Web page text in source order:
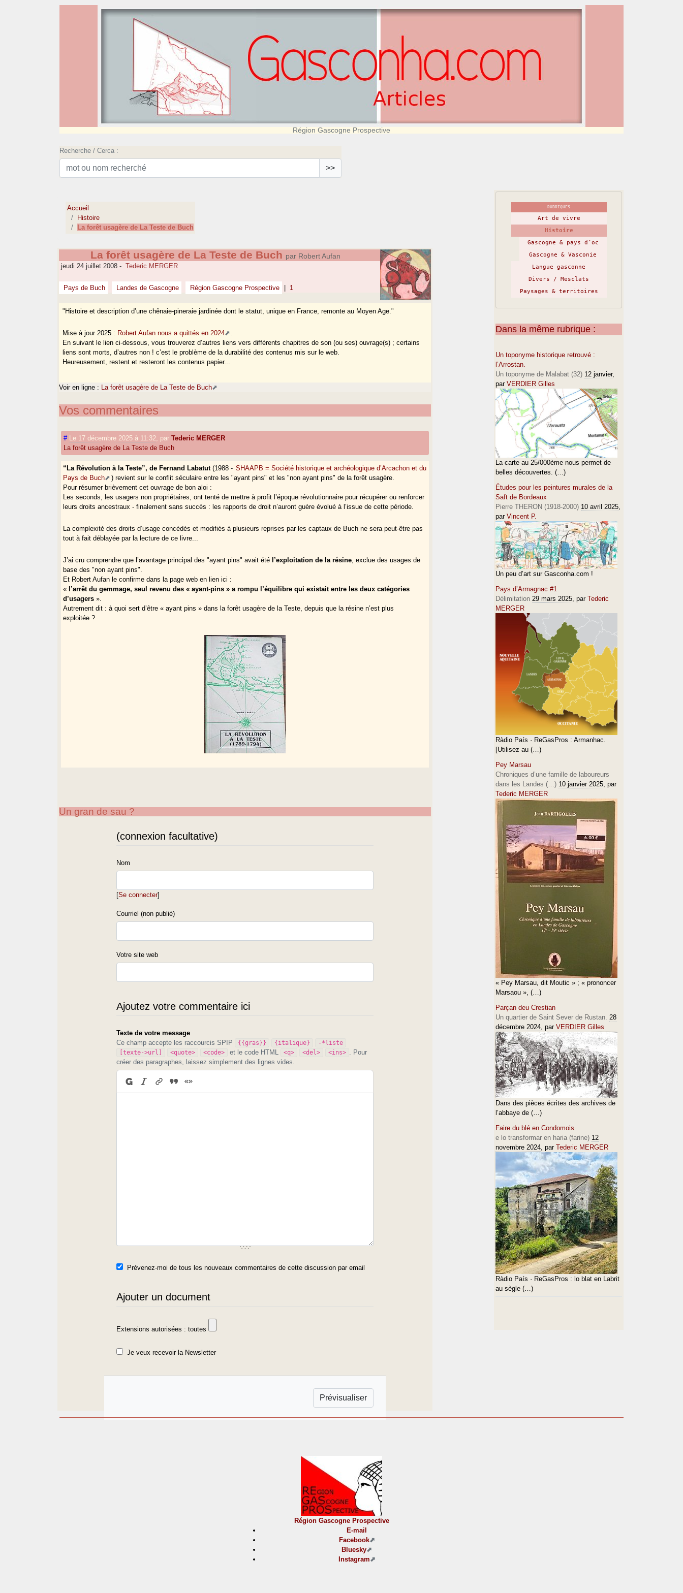
Région Gascogne Prospective
Recherche / Cerca :
>>
Accueil
Histoire
La forêt usagère de La Teste de Buch
La forêt usagère de La Teste de Buch par Robert Aufan
jeudi 24 juillet 2008 - Tederic MERGER
Pays de Buch Landes de Gascogne Région Gascogne Prospective 1
"Histoire et description d’une chênaie-pineraie jardinée dont le statut, unique en France, remonte au Moyen Age."
Mise à jour 2025 : Robert Aufan nous a quittés en 2024
.
En suivant le lien ci-dessous, vous trouverez d’autres liens vers différents chapitres de son (ou ses) ouvrage(s) ; certains
liens sont morts, d’autres non ! c’est le problème de la durabilité des contenus mis sur le web.
Heureusement, restent et resteront les contenus papier...
Voir en ligne : La forêt usagère de La Teste de Buch
Vos commentaires
# Le 17 décembre 2025 à 11:32 parTederic MERGER
La forêt usagère de La Teste de Buch
“La Révolution à la Teste”, de Fernand Labatut(1988 - SHAAPB = Société historique et archéologique d’Arcachon et du
Pays de Buch
) revient sur le conflit séculaire entre les "ayant pins" et les "non ayant pins" de la forêt usagère.
Pour résumer brièvement cet ouvrage de bon aloi :
Les seconds, les usagers non propriétaires, ont tenté de mettre à profit l’époque révolutionnaire pour récupérer ou renforcer
leurs droits ancestraux - finalement sans succès : les rapports de droit n’auront guère évolué à l’issue de cette période.
La complexité des droits d’usage concédés et modifiés à plusieurs reprises par les captaux de Buch ne sera peut-être pas
tout à fait déblayée par la lecture de ce livre...
J’ai cru comprendre que l’avantage principal des "ayant pins" avait étél’exploitation de la résine , exclue des usages de
base des "non ayant pins".
Et Robert Aufan le confirme dans la page web en lien ici :
«l’arrêt du gemmage, seul revenu des « ayant-pins » a rompu l’équilibre qui existait entre les deux catégories
d’usagers ».
Autrement dit : à quoi sert d’être « ayant pins » dans la forêt usagère de la Teste, depuis que la résine n’est plus
exploitée ?
Un gran de sau ?
(connexion facultative)
Nom
[Se connecter]
Courriel (non publié)
Votre site web
Ajoutez votre commentaire ici
Texte de votre message
Ce champ accepte les raccourcis SPIP
{{gras}} {italique}
-*liste
[texte->url]
<quote> <code> et le code HTML <q> <del> <ins>
. Pour
créer des paragraphes, laissez simplement des lignes vides.
Prévenez-moi de tous les nouveaux commentaires de cette discussion par email
Ajouter un document
Extensions autorisées : toutes
Je veux recevoir la Newsletter
RUBRIQUES
Art de vivre
Histoire
Gascogne & pays d’oc
Gascogne & Vasconie
Langue gasconne
Divers / Mesclats
Paysages & territoires
Dans la même rubrique :
Un toponyme historique retrouvé :
l’Arrostan.
Un toponyme de Malabat (32) 12 janvier,
par VERDIER Gilles
La carte au 25/000ème nous permet de
belles découvertes. (…)
Études pour les peintures murales de la
Saft de Bordeaux
Pierre THERON (1918-2000) 10 avril 2025,
par Vincent P.
Un peu d’art sur Gasconha.com !
Pays d’Armagnac #1
Délimitation 29 mars 2025, par Tederic
MERGER
Ràdio País · ReGasPros : Armanhac.
[Utilisez au (…)
Pey Marsau
Chroniques d’une famille de laboureurs
dans les Landes (…) 10 janvier 2025, par
Tederic MERGER
« Pey Marsau, dit Moutic » ; « prononcer
Marsaou », (…)
Parçan deu Crestian
Un quartier de Saint Sever de Rustan. 28
décembre 2024, par VERDIER Gilles
Dans des pièces écrites des archives de
l’abbaye de (…)
Faire du blé en Condomois
e lo transformar en haria (farine) 12
novembre 2024, par Tederic MERGER
Ràdio País · ReGasPros : lo blat en Labrit
au sègle (…)
Région Gascogne Prospective
E-mail
Facebook
Bluesky
Instagram